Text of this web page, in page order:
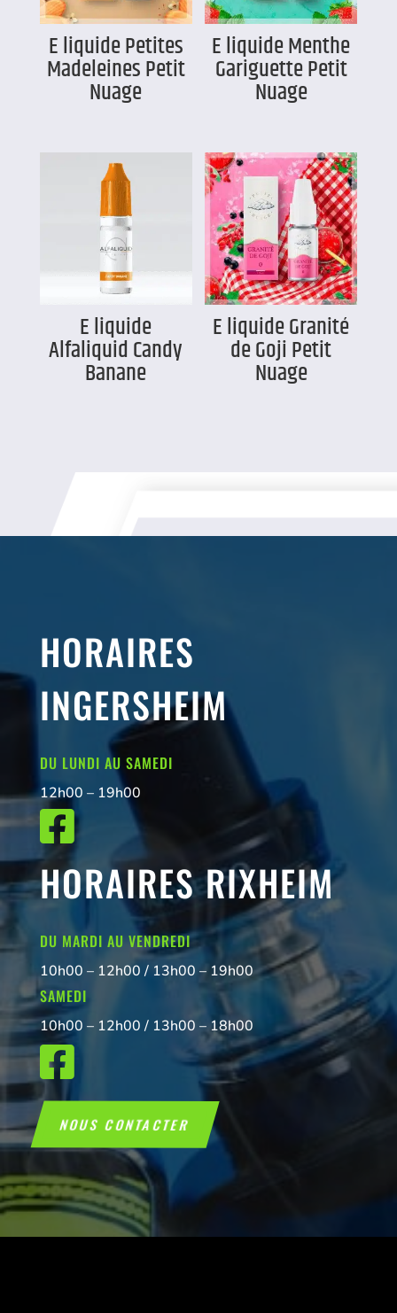
E liquide Petites
Madeleines Petit
Nuage
E liquide Menthe
Gariguette Petit
Nuage
E liquide
Alfaliquid Candy
Banane
E liquide Granité
de Goji Petit
Nuage
HORAIRES
INGERSHEIM
DU LUNDI AU SAMEDI
12h00 – 19h00

HORAIRES RIXHEIM
DU MARDI AU VENDREDI
10h00 – 12h00 / 13h00 – 19h00
SAMEDI
10h00 – 12h00 / 13h00 – 18h00

NOUS CONTACTER